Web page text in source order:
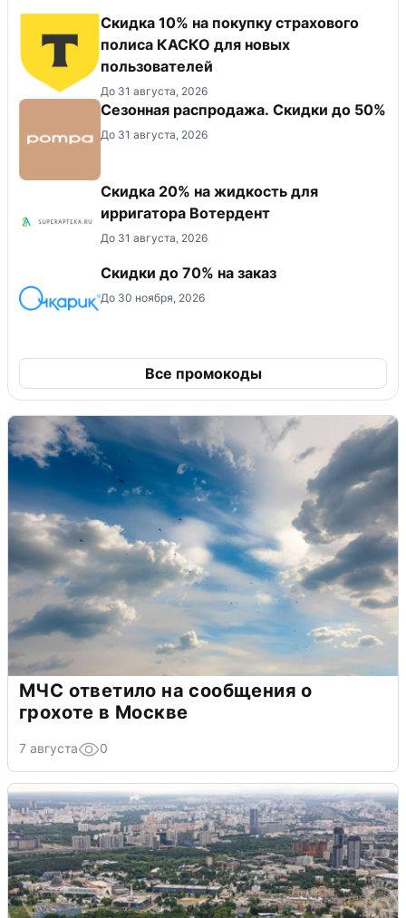
Скидка 10% на покупку страхового
полиса КАСКО для новых
пользователей
До 31 августа, 2026
Сезонная распродажа. Скидки до 50%
До 31 августа, 2026
Скидка 20% на жидкость для
ирригатора Вотердент
До 31 августа, 2026
Скидки до 70% на заказ
До 30 ноября, 2026
Все промокоды
МЧС ответило на сообщения о
грохоте в Москве
7 августа 0